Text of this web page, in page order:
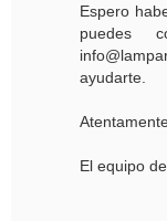
Espero
puedes
ayudarte.
El equipo